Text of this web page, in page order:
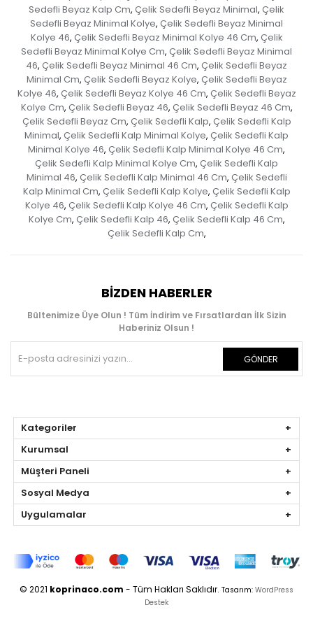
Sedefli Beyaz Kalp Cm, Çelik Sedefli Beyaz Minimal, Çelik
Sedefli Beyaz Minimal Kolye, Çelik Sedefli Beyaz Minimal
Kolye 46, Çelik Sedefli Beyaz Minimal Kolye 46 Cm, Çelik
Sedefli Beyaz Minimal Kolye Cm, Çelik Sedefli Beyaz Minimal
46, Çelik Sedefli Beyaz Minimal 46 Cm, Çelik Sedefli Beyaz
Minimal Cm, Çelik Sedefli Beyaz Kolye, Çelik Sedefli Beyaz
Kolye 46, Çelik Sedefli Beyaz Kolye 46 Cm, Çelik Sedefli Beyaz
Kolye Cm, Çelik Sedefli Beyaz 46, Çelik Sedefli Beyaz 46 Cm,
Çelik Sedefli Beyaz Cm, Çelik Sedefli Kalp, Çelik Sedefli Kalp
Minimal, Çelik Sedefli Kalp Minimal Kolye, Çelik Sedefli Kalp
Minimal Kolye 46, Çelik Sedefli Kalp Minimal Kolye 46 Cm,
Çelik Sedefli Kalp Minimal Kolye Cm, Çelik Sedefli Kalp
Minimal 46, Çelik Sedefli Kalp Minimal 46 Cm, Çelik Sedefli
Kalp Minimal Cm, Çelik Sedefli Kalp Kolye, Çelik Sedefli Kalp
Kolye 46, Çelik Sedefli Kalp Kolye 46 Cm, Çelik Sedefli Kalp
Kolye Cm, Çelik Sedefli Kalp 46, Çelik Sedefli Kalp 46 Cm,
Çelik Sedefli Kalp Cm,
BIZDEN HABERLER
Bültenimize Üye Olun ! Tüm İndirim ve Fırsatlardan İlk Sizin
Haberiniz Olsun !
GÖNDER
Kategoriler
Kurumsal
Müşteri Paneli
Sosyal Medya
Uygulamalar
© 2021 koprinaco.com - Tüm Hakları Saklıdır. Tasarım: WordPress
Destek